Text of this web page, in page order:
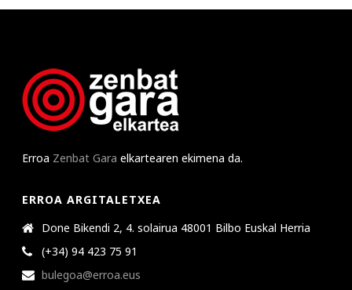
Erroa Zenbat Gara elkartearen ekimena da.
ERROA ARGITALETXEA
Done Bikendi 2, 4. solairua 48001 Bilbo Euskal Herria
(+34) 94 423 75 91
bulegoa@erroa.eus